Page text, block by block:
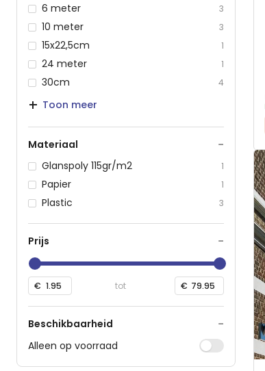
6 meter 3
10 meter 3
15x22,5cm 1
24 meter 1
30cm 4
Toon meer
Materiaal −
Glanspoly 115gr/m2 1
Papier 1
Plastic 3
Prijs −
€
Beschikbaarheid −
Alleen op voorraad